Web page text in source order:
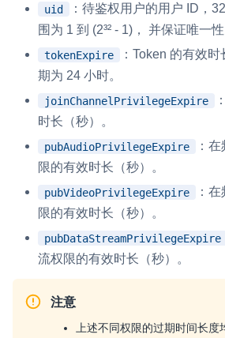
uid
：待鉴权用户的用户 ID，
围为 1 到 (2³² - 1)， 并保证唯一性
tokenExpire
：Token 的有效
期为 24 小时。
joinChannelPrivilegeExpire
时长（秒）。
pubAudioPrivilegeExpire
：
限的有效时长（秒）。
pubVideoPrivilegeExpire
：
限的有效时长（秒）。
pubDataStreamPrivilegeExpire
流权限的有效时长（秒）。
注意
上述不同权限的过期时间长